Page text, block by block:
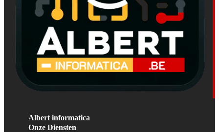
Albert informatica
Onze Diensten